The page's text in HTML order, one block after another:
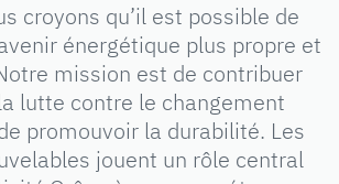
croyons qu’il est possible de
énergétique plus propre et
mission est de contribuer
lutte contre le changement
promouvoir la durabilité. Les
jouent un rôle central